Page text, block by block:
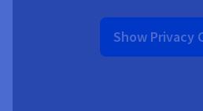
Show Privacy